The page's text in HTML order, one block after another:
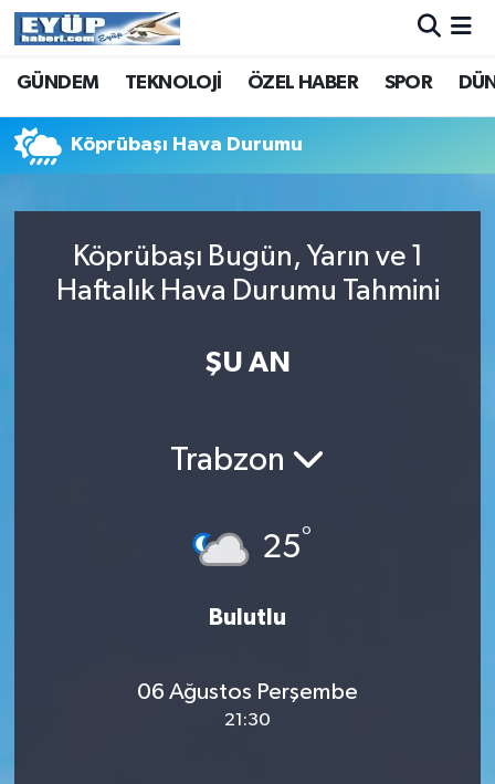
GÜNDEM TEKNOLOJİ ÖZEL HABER SPOR
Köprübaşı Hava Durumu
Köprübaşı Bugün, Yarın ve 1
Haftalık Hava Durumu Tahmini
ŞU AN
Trabzon
25°
Bulutlu
06 Ağustos Perşembe
21:30